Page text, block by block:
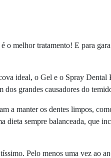
o melhor tratamento! E para
ideal, o Gel e o Spray
dos grandes causadores do
a manter os dentes limpos,
dieta sempre balanceada, que
Pelo menos uma vez ao